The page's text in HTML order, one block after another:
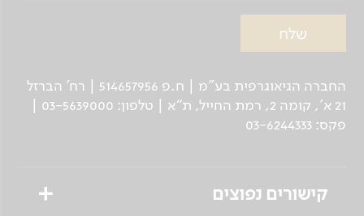
החברה הגיאוגרפית בע"מ | ח.פ 514657956 | רח’ הברזל
21 א', קומה 2, רמת החייל, ת“א | טלפון: 03-5639000 |
פקס: 03-6244333
קישורים נפוצים